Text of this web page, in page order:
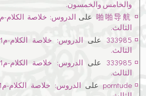
والخامس والخمسون.
啪啪导航 على
الثالث.
333985 على
الثالث.
333985 على
الثالث.
porntude على